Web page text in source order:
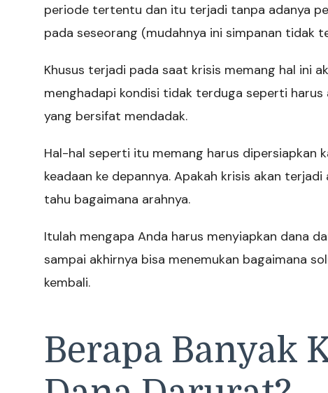
periode tertentu dan itu terjadi tanpa adanya
pada seseorang (mudahnya ini simpanan tidak
Khusus terjadi pada saat krisis memang hal ini
menghadapi kondisi tidak terduga seperti
yang bersifat mendadak.
Hal-hal seperti itu memang harus dipersiapkan
keadaan ke depannya. Apakah krisis akan
tahu bagaimana arahnya.
Itulah mengapa Anda harus menyiapkan dana
sampai akhirnya bisa menemukan bagaimana
kembali.
Berapa Banyak